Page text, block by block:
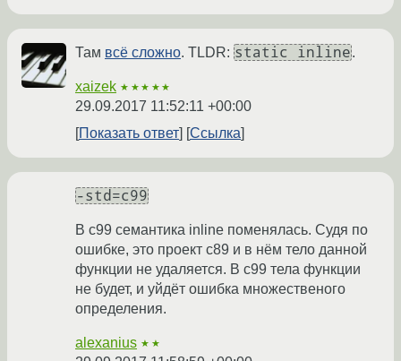
Там всё сложно. TLDR: static inline.
xaizek ★★★★★
29.09.2017 11:52:11 +00:00
Показать ответ
Ссылка
-std=c99
В c99 семантика inline поменялась. Судя по
ошибке, это проект c89 и в нём тело данной
функции не удаляется. В c99 тела функции
не будет, и уйдёт ошибка множественого
определения.
alexanius ★★